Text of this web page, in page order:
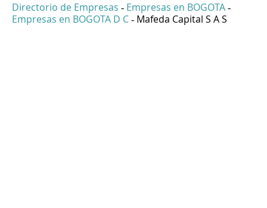
Directorio de Empresas - Empresas en BOGOTA -
Empresas en BOGOTA D C - Mafeda Capital S A S